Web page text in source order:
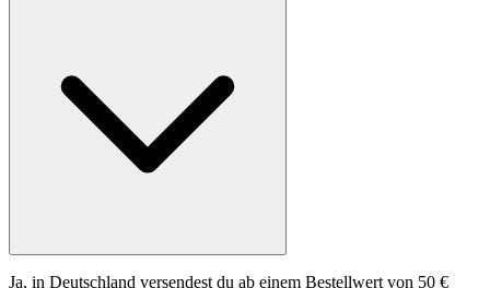
Ja, in Deutschland versendest du ab einem Bestellwert von 50 €